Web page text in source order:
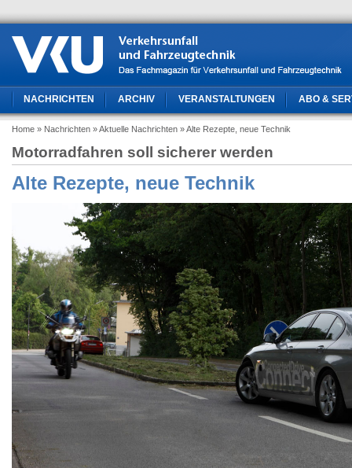
NACHRICHTEN ARCHIV VERANSTALTUNGEN ABO &
Home » Nachrichten » Aktuelle Nachrichten » Alte Rezepte, neue Technik
Motorradfahren soll sicherer werden
Alte Rezepte, neue Technik